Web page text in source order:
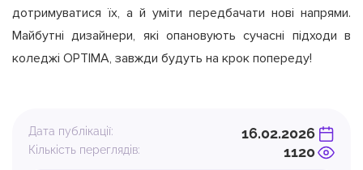
дотримуватися їх, а й уміти передбачати нові напрями.
Майбутні дизайнери, які опановують сучасні підходи в
коледжі OPTIMA, завжди будуть на крок попереду!
Дата публікації: 16.02.2026
Кількість переглядів: 1120